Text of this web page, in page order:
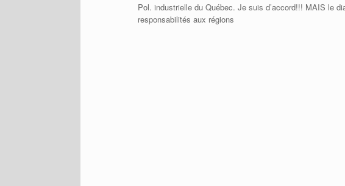
Pol. industrielle du Québec. Je suis d’accord!!! MAIS le
responsabilités aux régions